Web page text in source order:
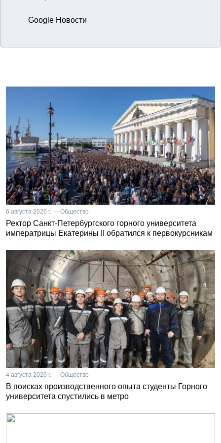
Google Новости
6 августа 2026 г. — Общество
Ректор Санкт-Петербургского горного университета
императрицы Екатерины II обратился к первокурсникам
4 августа 2026 г. — Общество
В поисках производственного опыта студенты Горного
университета спустились в метро